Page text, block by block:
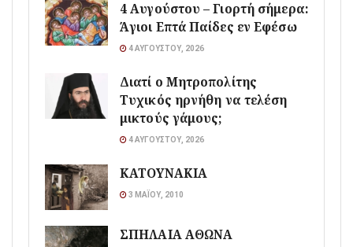
4 Αυγούστου – Γιορτή σήμερα:
Άγιοι Επτά Παίδες εν Εφέσω
4 ΑΥΓΟΎΣΤΟΥ, 2026
Διατί ο Μητροπολίτης
Τυχικός ηρνήθη να τελέση
μικτούς γάμους;
4 ΑΥΓΟΎΣΤΟΥ, 2026
ΚΑΤΟΥΝΑΚΙΑ
3 ΜΑΪ́ΟΥ, 2010
ΣΠΗΛΑΙΑ ΑΘΩΝΑ